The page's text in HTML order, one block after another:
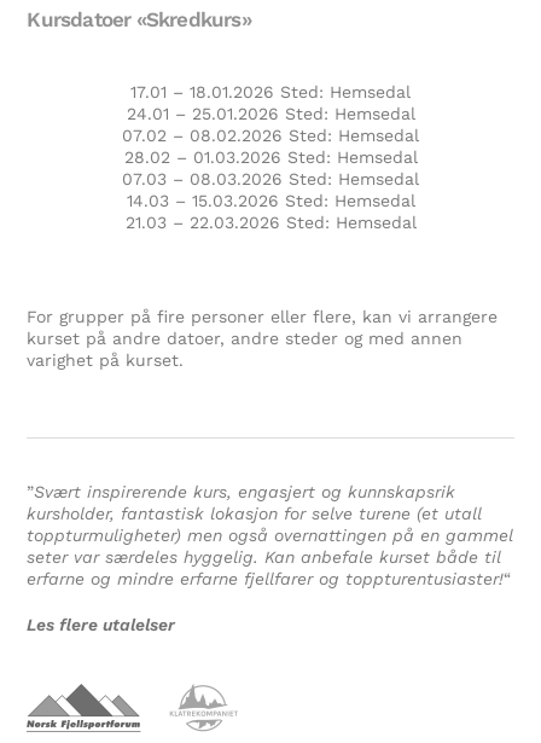
Kursdatoer «Skredkurs»
17.01 – 18.01.2026 Sted: Hemsedal
24.01 – 25.01.2026 Sted: Hemsedal
07.02 – 08.02.2026 Sted: Hemsedal
28.02 – 01.03.2026 Sted: Hemsedal
07.03 – 08.03.2026 Sted: Hemsedal
14.03 – 15.03.2026 Sted: Hemsedal
21.03 – 22.03.2026 Sted: Hemsedal
For grupper på fire personer eller flere, kan vi arrangere
kurset på andre datoer, andre steder og med annen
varighet på kurset.
”Svært inspirerende kurs, engasjert og kunnskapsrik
kursholder, fantastisk lokasjon for selve turene (et utall
toppturmuligheter) men også overnattingen på en gammel
seter var særdeles hyggelig. Kan anbefale kurset både til
erfarne og mindre erfarne fjellfarer og toppturentusiaster!“
Les flere utalelser